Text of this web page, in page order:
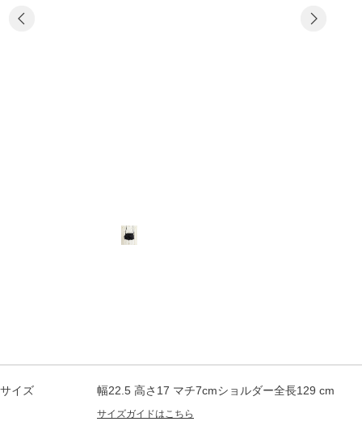
サイズ 幅22.5 高さ17 マチ7cmショルダー全長129 cm
サイズガイドはこちら